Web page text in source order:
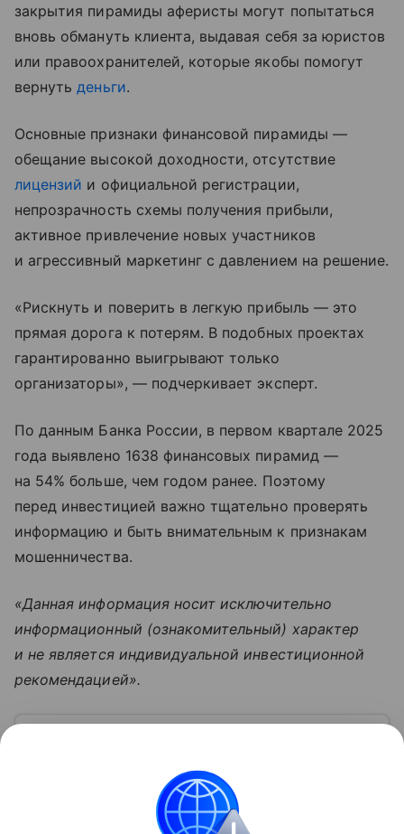
закрытия пирамиды аферисты могут попытаться
вновь обмануть клиента, выдавая себя за юристов
или правоохранителей, которые якобы помогут
вернутьденьги.
Основные признаки финансовой пирамиды —
обещание высокой доходности, отсутствие
лицензий и официальной регистрации,
непрозрачность схемы получения прибыли,
активное привлечение новых участников
и агрессивный маркетинг с давлением на решение.
«Рискнуть и поверить в легкую прибыль — это
прямая дорога к потерям. В подобных проектах
гарантированно выигрывают только
организаторы», — подчеркивает эксперт.
По данным Банка России, в первом квартале 2025
года выявлено 1638 финансовых пирамид —
на 54% больше, чем годом ранее. Поэтому
перед инвестицией важно тщательно проверять
информацию и быть внимательным к признакам
мошенничества.
«Данная информация носит исключительно
информационный (ознакомительный) характер
и не является индивидуальной инвестиционной
рекомендацией».
до успешного бизнеса
Мир стартапов манит безграничными
возможностями. Эти проекты меняют индустрии